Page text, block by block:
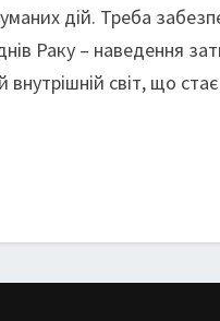
дій. Треба
Раку – наведення
світ, що стає